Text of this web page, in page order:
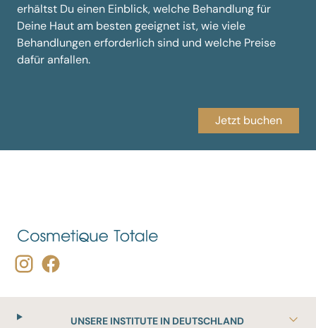
erhältst Du einen Einblick, welche Behandlung für
Deine Haut am besten geeignet ist, wie viele
Behandlungen erforderlich sind und welche Preise
dafür anfallen.
Jetzt buchen
UNSERE INSTITUTE IN DEUTSCHLAND